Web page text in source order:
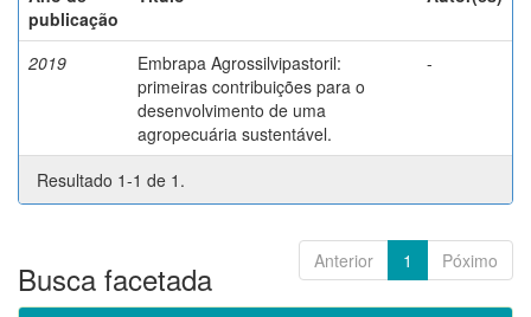
publicação
2019
Embrapa Agrossilvipastoril:
primeiras contribuições para o
desenvolvimento de uma
agropecuária sustentável.
-
Resultado 1-1 de 1.
Anterior 1 Póximo
Busca facetada